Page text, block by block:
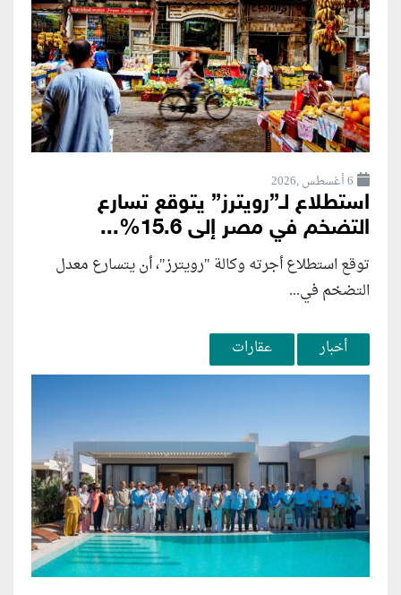
6 أغسطس ,2026
استطلاع لـ”رويترز” يتوقع تسارع
التضخم في مصر إلى 15.6%...
توقع استطلاع أجرته وكالة "رويترز"، أن يتسارع ‌معدل
التضخم في...
أخبار عقارات